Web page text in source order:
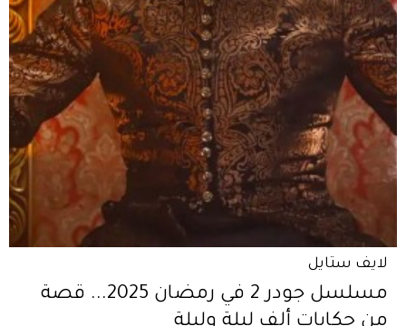
لايف ستايل
مسلسل جودر 2 في رمضان 2025... قصة
من حكايات ألف ليلة وليلة